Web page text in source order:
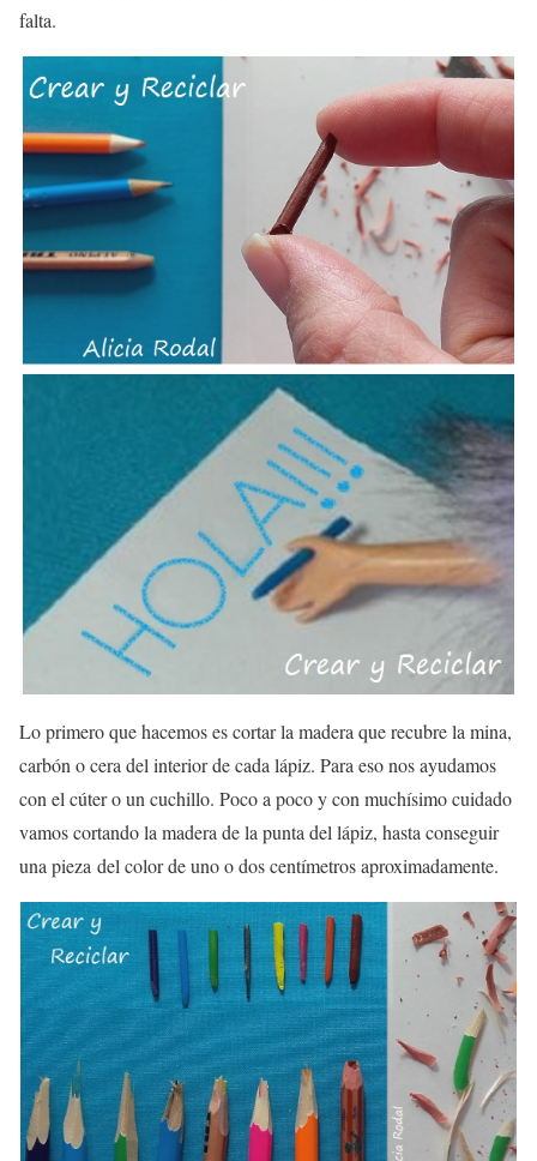
falta.
Lo primero que hacemos es cortar la madera que recubre la mina,
carbón o cera del interior de cada lápiz. Para eso nos ayudamos
con el cúter o un cuchillo. Poco a poco y con muchísimo cuidado
vamos cortando la madera de la punta del lápiz, hasta conseguir
una pieza del color de uno o dos centímetros aproximadamente.